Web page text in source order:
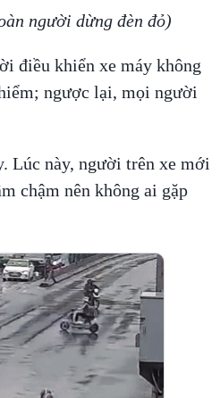
người dừng đèn đỏ)
điều khiển xe máy không
ngược lại, mọi người
Lúc này, người trên xe mới
chậm nên không ai gặp